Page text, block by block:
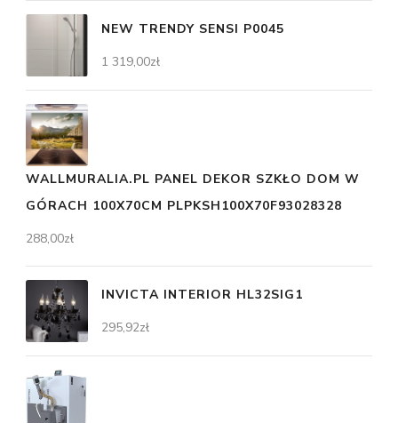
NEW TRENDY SENSI P0045
1 319,00zł
WALLMURALIA.PL PANEL DEKOR SZKŁO DOM W
GÓRACH 100X70CM PLPKSH100X70F93028328
288,00zł
INVICTA INTERIOR HL32SIG1
295,92zł